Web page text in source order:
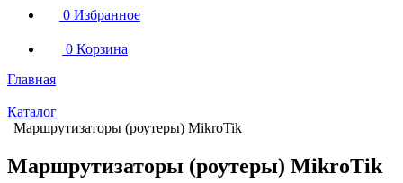
0 Избранное
0 Корзина
Главная
Каталог
Маршрутизаторы (роутеры) MikroTik
Маршрутизаторы (роутеры) MikroTik